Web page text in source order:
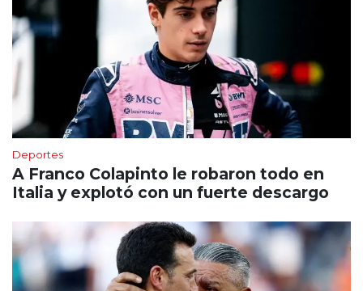
Deportes
A Franco Colapinto le robaron todo en
Italia y explotó con un fuerte descargo